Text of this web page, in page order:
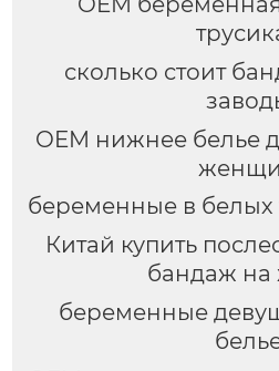
сколько стоит
OEM нижнее белье
беременные в белых
Китай купить
бандаж на
беременные